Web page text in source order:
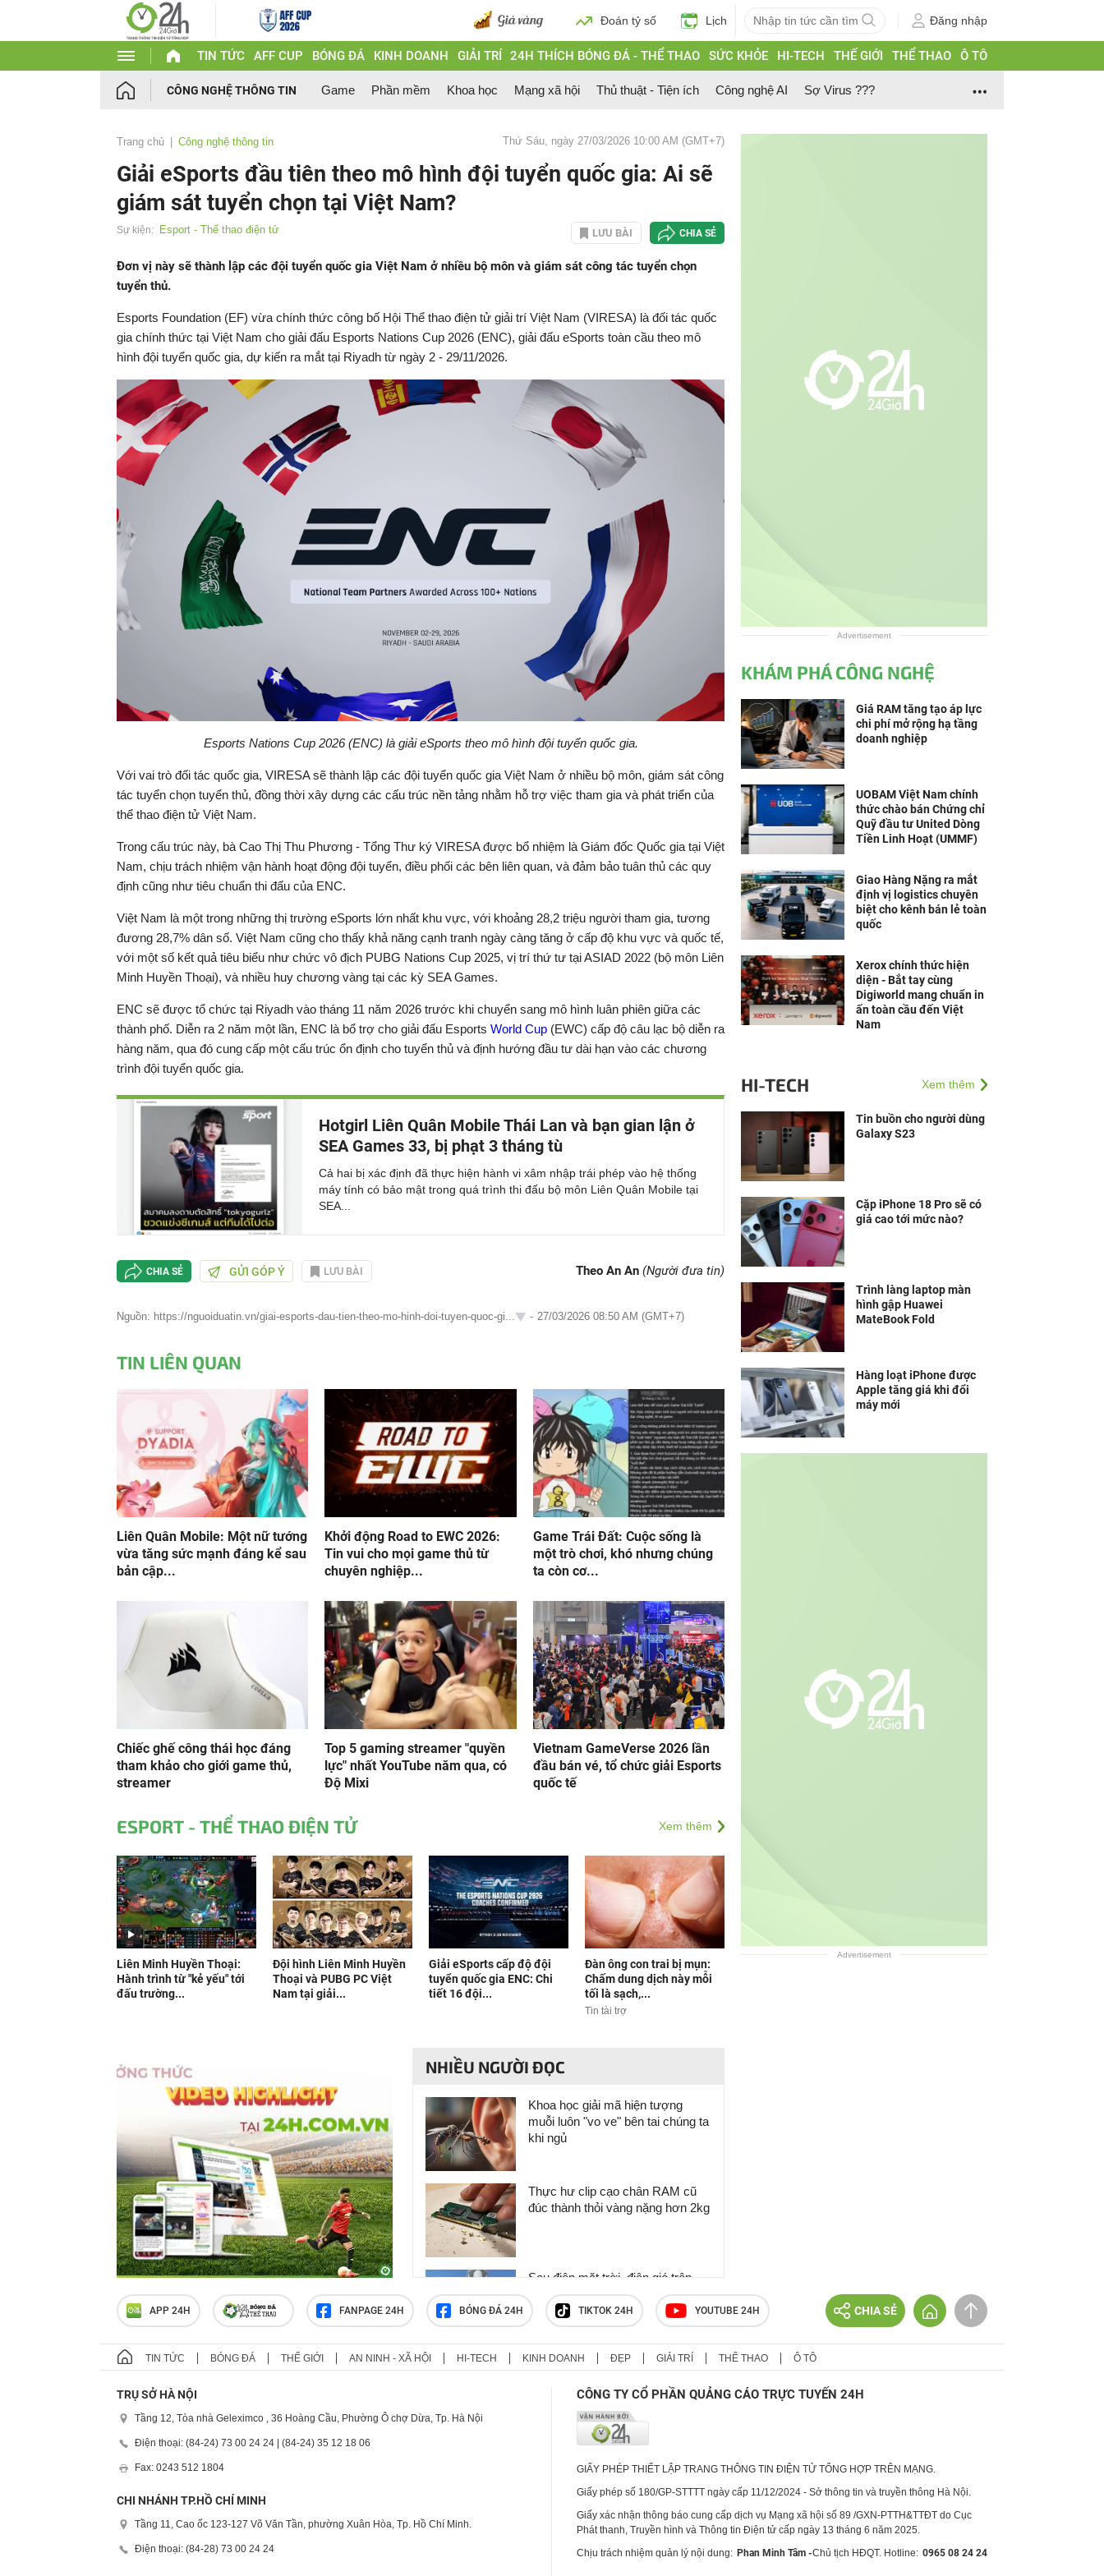
Đoán tỷ số Lịch Đăng nhập
TIN TỨC AFF CUP BÓNG ĐÁ KINH DOANH GIẢI TRÍ 24H THÍCH BÓNG ĐÁ - THỂ THAO SỨC KHỎE HI-TECH THẾ GIỚI THỂ THAO Ô TÔ
CÔNG NGHỆ THÔNG TIN Game Phần mềm Khoa học Mạng xã hội Thủ thuật - Tiện ích Công nghệ AI Sợ Virus ???
Trang chủ Công nghệ thông tin Thứ Sáu, ngày 27/03/2026 10:00 AM (GMT+7)
Giải eSports đầu tiên theo mô hình đội tuyển quốc gia: Ai sẽ
giám sát tuyển chọn tại Việt Nam?
Sự kiện: Esport - Thể thao điện tử LƯU BÀI CHIA SẺ
Đơn vị này sẽ thành lập các đội tuyển quốc gia Việt Nam ở nhiều bộ môn và giám sát công tác tuyển chọn
tuyển thủ.
Esports Foundation (EF) vừa chính thức công bố Hội Thể thao điện tử giải trí Việt Nam (VIRESA) là đối tác quốc
gia chính thức tại Việt Nam cho giải đấu Esports Nations Cup 2026 (ENC), giải đấu eSports toàn cầu theo mô
hình đội tuyển quốc gia, dự kiến ra mắt tại Riyadh từ ngày 2 - 29/11/2026.
Esports Nations Cup 2026 (ENC) là giải eSports theo mô hình đội tuyển quốc gia.
Với vai trò đối tác quốc gia, VIRESA sẽ thành lập các đội tuyển quốc gia Việt Nam ở nhiều bộ môn, giám sát công
tác tuyển chọn tuyển thủ, đồng thời xây dựng các cấu trúc nền tảng nhằm hỗ trợ việc tham gia và phát triển của
thể thao điện tử Việt Nam.
Trong cấu trúc này, bà Cao Thị Thu Phương - Tổng Thư ký VIRESA được bổ nhiệm là Giám đốc Quốc gia tại Việt
Nam, chịu trách nhiệm vận hành hoạt động đội tuyển, điều phối các bên liên quan, và đảm bảo tuân thủ các quy
định cũng như tiêu chuẩn thi đấu của ENC.
Việt Nam là một trong những thị trường eSports lớn nhất khu vực, với khoảng 28,2 triệu người tham gia, tương
đương 28,7% dân số. Việt Nam cũng cho thấy khả năng cạnh tranh ngày càng tăng ở cấp độ khu vực và quốc tế,
với một số kết quả tiêu biểu như chức vô địch PUBG Nations Cup 2025, vị trí thứ tư tại ASIAD 2022 (bộ môn Liên
Minh Huyền Thoại), và nhiều huy chương vàng tại các kỳ SEA Games.
ENC sẽ được tổ chức tại Riyadh vào tháng 11 năm 2026 trước khi chuyển sang mô hình luân phiên giữa các
thành phố. Diễn ra 2 năm một lần, ENC là bổ trợ cho giải đấu Esports World Cup (EWC) cấp độ câu lạc bộ diễn ra
hàng năm, qua đó cung cấp một cấu trúc ổn định cho tuyển thủ và định hướng đầu tư dài hạn vào các chương
trình đội tuyển quốc gia.
Hotgirl Liên Quân Mobile Thái Lan và bạn gian lận ở
SEA Games 33, bị phạt 3 tháng tù
Cả hai bị xác định đã thực hiện hành vi xâm nhập trái phép vào hệ thống
máy tính có bảo mật trong quá trình thi đấu bộ môn Liên Quân Mobile tại
SEA...
CHIA SẺ GỬI GÓP Ý LƯU BÀI Theo An An (Người đưa tin)
Nguồn: https://nguoiduatin.vn/giai-esports-dau-tien-theo-mo-hinh-doi-tuyen-quoc-gi... - 27/03/2026 08:50 AM (GMT+7)
TIN LIÊN QUAN
Liên Quân Mobile: Một nữ tướng
vừa tăng sức mạnh đáng kể sau
bản cập...
Khởi động Road to EWC 2026:
Tin vui cho mọi game thủ từ
chuyên nghiệp...
Game Trái Đất: Cuộc sống là
một trò chơi, khó nhưng chúng
ta còn cơ...
Chiếc ghế công thái học đáng
tham khảo cho giới game thủ,
streamer
Top 5 gaming streamer "quyền
lực" nhất YouTube năm qua, có
Độ Mixi
Vietnam GameVerse 2026 lần
đầu bán vé, tổ chức giải Esports
quốc tế
ESPORT - THỂ THAO ĐIỆN TỬ Xem thêm
Liên Minh Huyền Thoại:
Hành trình từ "kẻ yếu" tới
đấu trường...
Đội hình Liên Minh Huyền
Thoại và PUBG PC Việt
Nam tại giải...
Giải eSports cấp độ đội
tuyển quốc gia ENC: Chi
tiết 16 đội...
Đàn ông con trai bị mụn:
Chấm dung dịch này mỗi
tối là sạch,...
Tin tài trợ
NHIỀU NGƯỜI ĐỌC
Khoa học giải mã hiện tượng
muỗi luôn "vo ve" bên tai chúng ta
khi ngủ
Thực hư clip cạo chân RAM cũ
đúc thành thỏi vàng nặng hơn 2kg
Sau điện mặt trời, điện gió trên
mái nhà sẽ giúp tạo điện cả ngày
lẫn đêm
Lộ video riêng tư khiến nữ
rối nơi công cộng
Advertisement
KHÁM PHÁ CÔNG NGHỆ
Giá RAM tăng tạo áp lực
chi phí mở rộng hạ tầng
doanh nghiệp
UOBAM Việt Nam chính
thức chào bán Chứng chỉ
Quỹ đầu tư United Dòng
Tiền Linh Hoạt (UMMF)
Giao Hàng Nặng ra mắt
định vị logistics chuyên
biệt cho kênh bán lẻ toàn
quốc
Xerox chính thức hiện
diện - Bắt tay cùng
Digiworld mang chuẩn in
ấn toàn cầu đến Việt
Nam
HI-TECH Xem thêm
Tin buồn cho người dùng
Galaxy S23
Cặp iPhone 18 Pro sẽ có
giá cao tới mức nào?
Trình làng laptop màn
hình gập Huawei
MateBook Fold
Hàng loạt iPhone được
Apple tăng giá khi đổi
máy mới
Advertisement
APP 24H FANPAGE 24H BÓNG ĐÁ 24H TIKTOK 24H YOUTUBE 24H CHIA SẺ
TIN TỨC BÓNG ĐÁ THẾ GIỚI AN NINH - XÃ HỘI HI-TECH KINH DOANH ĐẸP GIẢI TRÍ THỂ THAO Ô TÔ
TRỤ SỞ HÀ NỘI
Tầng 12, Tòa nhà Geleximco , 36 Hoàng Cầu, Phường Ô chợ Dừa, Tp. Hà Nội
Điện thoại: (84-24) 73 00 24 24 | (84-24) 35 12 18 06
Fax: 0243 512 1804
CHI NHÁNH TP.HỒ CHÍ MINH
Tầng 11, Cao ốc 123-127 Võ Văn Tần, phường Xuân Hòa, Tp. Hồ Chí Minh.
Điện thoại: (84-28) 73 00 24 24
CÔNG TY CỔ PHẦN QUẢNG CÁO TRỰC TUYẾN 24H
GIẤY PHÉP THIẾT LẬP TRANG THÔNG TIN ĐIỆN TỬ TỔNG HỢP TRÊN MẠNG.
Giấy phép số 180/GP-STTTT ngày cấp 11/12/2024 - Sở thông tin và truyền thông Hà Nội.
Giấy xác nhận thông báo cung cấp dịch vụ Mạng xã hội số 89 /GXN-PTTH&TTĐT do Cục
Phát thanh, Truyền hình và Thông tin Điện tử cấp ngày 13 tháng 6 năm 2025.
Chịu trách nhiệm quản lý nội dung: Phan Minh Tâm -Chủ tịch HĐQT. Hotline: 0965 08 24 24